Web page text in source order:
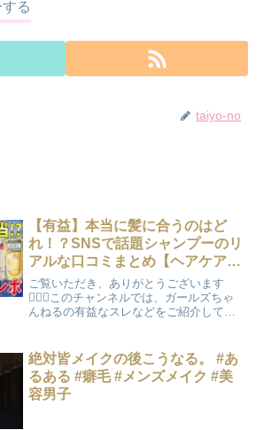
る
taiyo-no
【有益】本当に髪に合うのはど
れ！？SNSで話題シャンプーのリ
アルな口コミまとめ【ヘアケア/
美容】
ご覧いただき、ありがとうございます
🙇‍♀️✨このチャンネルでは、ガールズちゃ
んねるの有益なスレなどをご紹介してい
______________________________...
絶対皆メイクの後こうなる。 #あ
るある #癖毛 #メンズメイク #美
容男子